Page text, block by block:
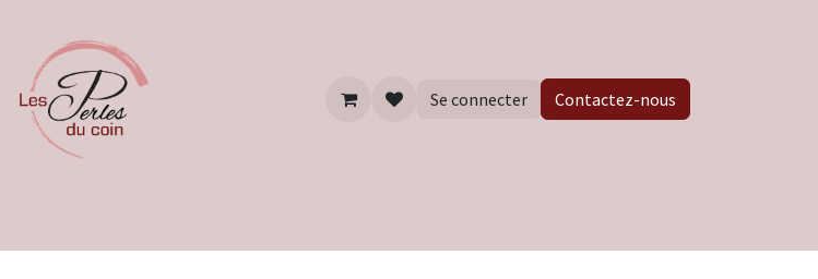
Se connecter Contactez-nous